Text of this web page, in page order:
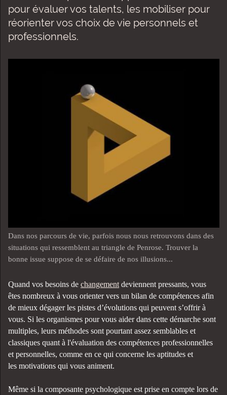
pour évaluer vos talents, les mobiliser pour
réorienter vos choix de vie personnels et
professionnels.
Dans nos parcours de vie, parfois nous nous retrouvons dans des
situations qui ressemblent au triangle de Penrose. Trouver la
bonne issue suppose de se défaire de nos illusions...
Quand vos besoins de changement deviennent pressants, vous
êtes nombreux à vous orienter vers un bilan de compétences afin
de mieux dégager les pistes d’évolutions qui peuvent s’offrir à
vous. Si les organismes pour vous aider dans cette démarche sont
multiples, leurs méthodes sont pourtant assez semblables et
classiques quant à l'évaluation des compétences professionnelles
et personnelles, comme en ce qui concerne les aptitudes et
les motivations qui vous animent.
Même si la composante psychologique est prise en compte lors de